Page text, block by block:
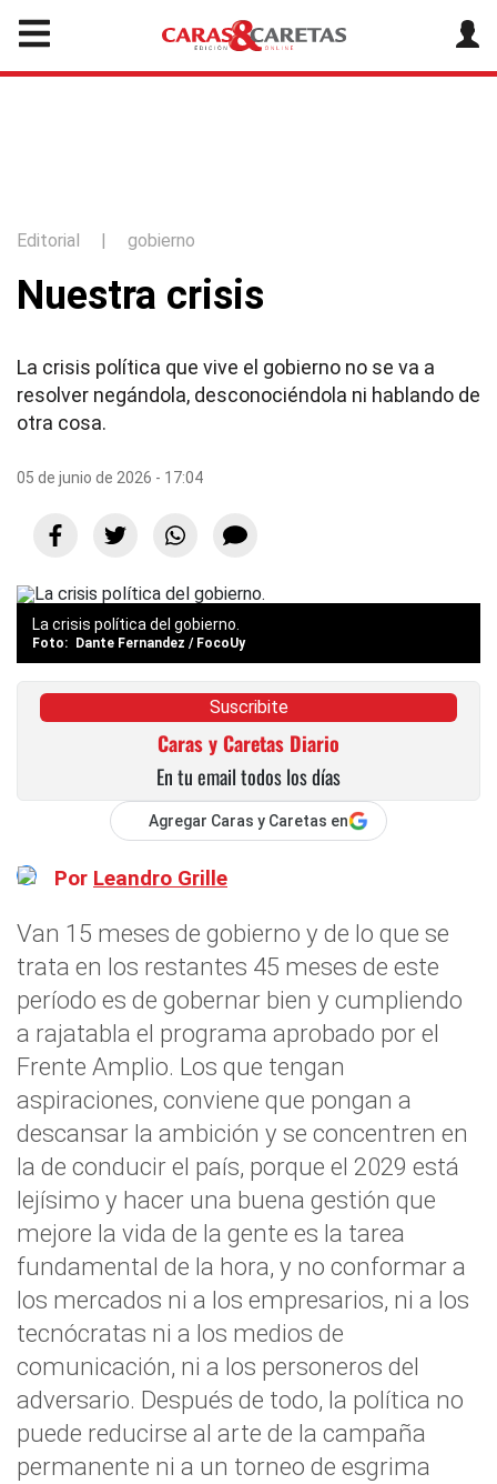
Editorial | gobierno
Nuestra crisis
La crisis política que vive el gobierno no se va a
resolver negándola, desconociéndola ni hablando de
otra cosa.
05 de junio de 2026 - 17:04
La crisis política del gobierno.
Dante Fernandez / FocoUy
Suscribite
Caras y Caretas Diario
En tu email todos los días
Agregar Caras y Caretas en
Por Leandro Grille
Van 15 meses de gobierno y de lo que se
trata en los restantes 45 meses de este
período es de gobernar bien y cumpliendo
a rajatabla el programa aprobado por el
Frente Amplio. Los que tengan
aspiraciones, conviene que pongan a
descansar la ambición y se concentren en
la de conducir el país, porque el 2029 está
lejísimo y hacer una buena gestión que
mejore la vida de la gente es la tarea
fundamental de la hora, y no conformar a
los mercados ni a los empresarios, ni a los
tecnócratas ni a los medios de
comunicación, ni a los personeros del
adversario. Después de todo, la política no
puede reducirse al arte de la campaña
permanente ni a un torneo de esgrima